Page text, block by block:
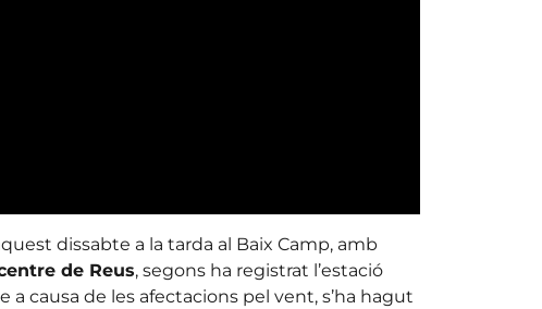
dissabte a la tarda al Baix Camp, amb
de Reus, segons ha registrat l’estació
causa de les afectacions pel vent, s’ha hagut